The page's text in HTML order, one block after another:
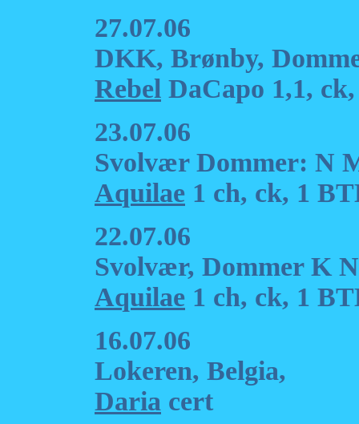
27.07.06
DKK, Brønby,
Rebel DaCapo 1,1,
23.07.06
Svolvær Dommer: N
Aquilae 1 ch, ck, 1
22.07.06
Svolvær, Dommer K
Aquilae 1 ch, ck, 1
16.07.06
Lokeren, Belgia,
Daria cert